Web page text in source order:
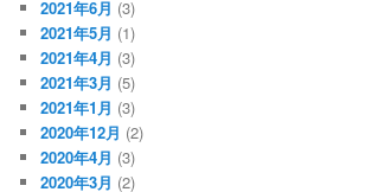
2021年6月 (3)
2021年5月 (1)
2021年4月 (3)
2021年3月 (5)
2021年1月 (3)
2020年12月 (2)
2020年4月 (3)
2020年3月 (2)